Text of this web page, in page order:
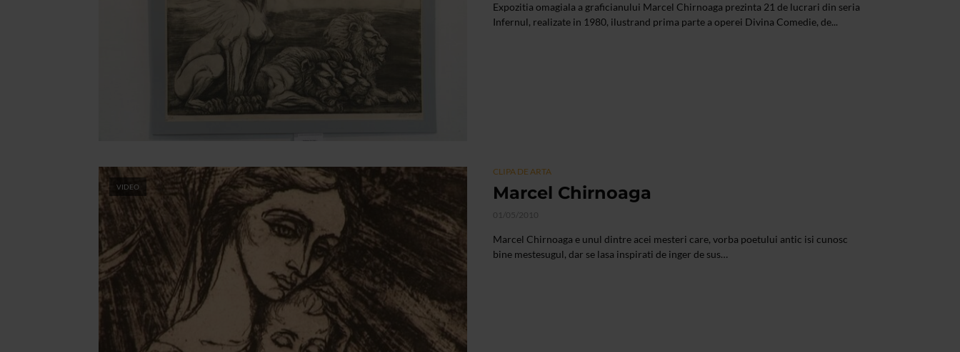
Expozitia omagiala a graficianului Marcel Chirnoaga prezinta 21 de lucrari din seria
Infernul, realizate in 1980, ilustrand prima parte a operei Divina Comedie, de...
VIDEO
CLIPA DE ARTA
Marcel Chirnoaga
01/05/2010
Marcel Chirnoaga e unul dintre acei mesteri care, vorba poetului antic isi cunosc
bine mestesugul, dar se lasa inspirati de inger de sus…